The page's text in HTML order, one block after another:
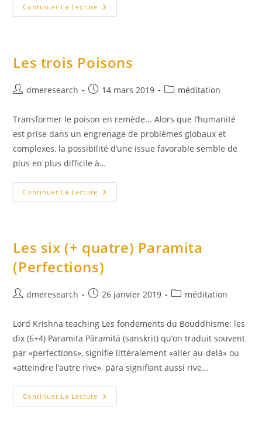
Continuer La Lecture Les
Quatre
Les trois Poisons
Auteur/autrice
la
publication :
dmeresearch
Publication
14 mars 2019
Postméditation
Transformer le poison en remède... Alors que l’humanité
est prise dans un engrenage de problèmes globaux et
complexes, la possibilité d’une issue favorable semble de
plus en plus difficile à…
Continuer La Lecture Les
Trois
Les six (+ quatre) Paramita
(Perfections)
Auteur/autrice
la
publication :
dmeresearch
Publication
26 janvier 2019
Postméditation
Lord Krishna teaching Les fondements du Bouddhisme: les
dix (6+4) Paramita Pāramitā (sanskrit) qu’on traduit souvent
par «perfections», signifie littéralement «aller au-delà» ou
«atteindre l’autre rive», pāra signifiant aussi rive…
Continuer La Lecture Les
Six